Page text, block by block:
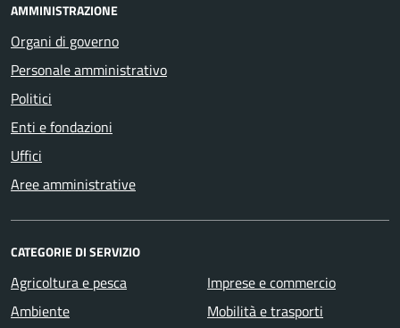
AMMINISTRAZIONE
Organi di governo
Personale amministrativo
Politici
Enti e fondazioni
Uffici
Aree amministrative
CATEGORIE DI SERVIZIO
Agricoltura e pesca
Ambiente
Imprese e commercio
Mobilità e trasporti